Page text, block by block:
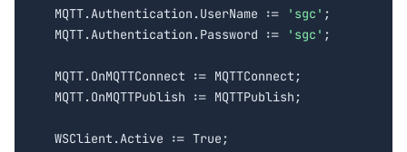
  MQTT.Authentication.UserName :=
'sgc' ;
  MQTT.Authentication.Password :=
'sgc' ;
  MQTT.OnMQTTConnect := MQTTConnect;
  MQTT.OnMQTTPublish := MQTTPublish;